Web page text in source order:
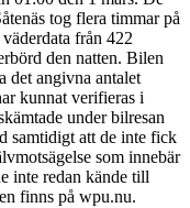
tog flera timmar på
från 422
den natten. Bilen
det angivna antalet
kunnat verifieras i
under bilresan
samtidigt att de inte fick
som innebär
inte redan kände till
finns på wpu.nu.